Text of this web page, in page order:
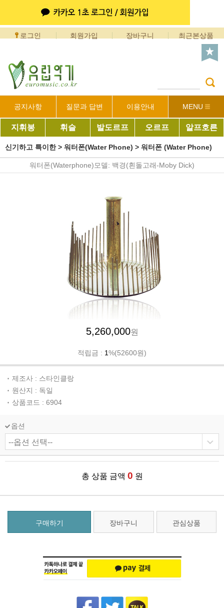
로그인 회원가입 장바구니 최근본상품
공지사항 질문과 답변 이용안내 MENU
지휘봉 휘슬 발도르프 오르프 알프호른
신기하고 특이한> 워터폰(Water Phone) > 워터폰 (Water Phone)
워터폰(Waterphone)모델: 백경(흰돌고래-Moby Dick)
5,260,000원
적립금 : 1%(52600원)
제조사 : 스타인클랑
원산지 : 독일
상품코드 : 6904
옵션
총 상품 금액 0 원
구매하기 장바구니 관심상품